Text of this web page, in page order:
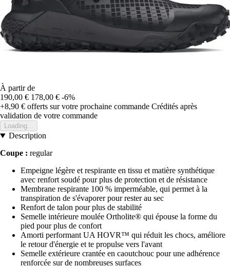
À partir de
190,00 € 178,00 € -6%
+8,90 € offerts sur votre prochaine commande Crédités après
validation de votre commande
Loading...
Description
Coupe : regular
Empeigne légère et respirante en tissu et matière synthétique
avec renfort soudé pour plus de protection et de résistance
Membrane respirante 100 % imperméable, qui permet à la
transpiration de s'évaporer pour rester au sec
Renfort de talon pour plus de stabilité
Semelle intérieure moulée Ortholite® qui épouse la forme du
pied pour plus de confort
Amorti performant UA HOVR™ qui réduit les chocs, améliore
le retour d'énergie et te propulse vers l'avant
Semelle extérieure crantée en caoutchouc pour une adhérence
renforcée sur de nombreuses surfaces